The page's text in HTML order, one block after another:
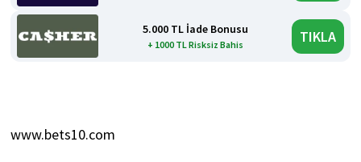
5.000 TL İade Bonusu
+ 1000 TL Risksiz Bahis TIKLA
www.bets10.com